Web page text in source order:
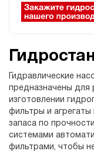
Гидравлические
предназначены для
изготовлении
фильтры и
запаса по
системами
фильтрами, чтобы